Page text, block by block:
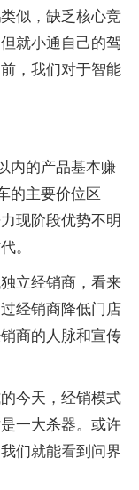
似，缺乏核心竞
就小通自己的驾
，我们对于智能
内的产品基本赚
的主要价位区
现阶段优势不明
。
立经销商，看来
经销商降低门店
商的人脉和宣传
今天，经销模式
一大杀器。或许
们就能看到问界